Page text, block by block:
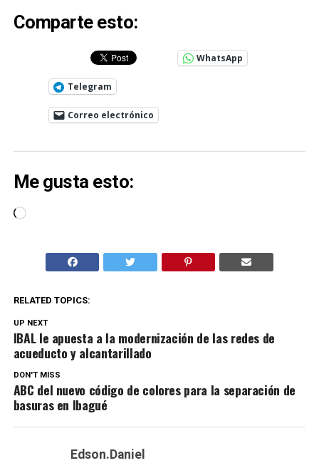
Comparte esto:
WhatsApp
Telegram
Correo electrónico
Me gusta esto:
Cargando...
RELATED TOPICS:
UP NEXT
IBAL le apuesta a la modernización de las redes de
acueducto y alcantarillado
DON'T MISS
ABC del nuevo código de colores para la separación de
basuras en Ibagué
Edson.Daniel